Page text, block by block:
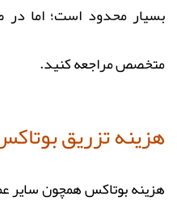
بسیار محدود است؛ اما
متخصص مراجعه کنید.
هزینه تزریق
هزینه بوتاکس همچون سایر